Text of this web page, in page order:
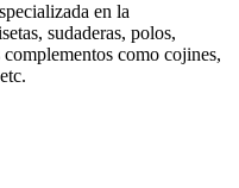
en la
sudaderas, polos,
como cojines,